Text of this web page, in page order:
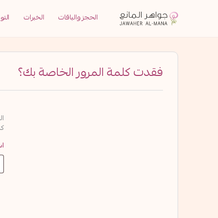
الحجز والباقات الخبرات
فقدت كلمة المرور الخاصة بك؟